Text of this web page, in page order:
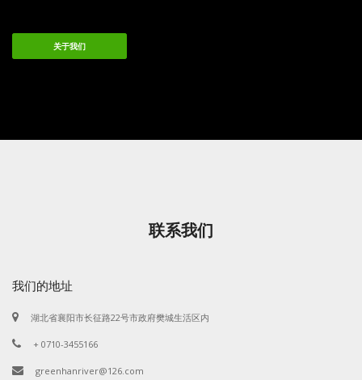
关于我们
联系我们
我们的地址
湖北省襄阳市长征路22号市政府樊城生活区内
+ 0710-3455166
greenhanriver@126.com